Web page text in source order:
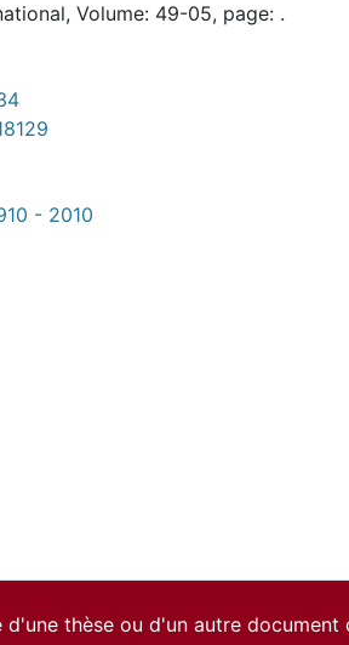
Volume: 49-05, page: .
- 2010
thèse ou d'un autre document